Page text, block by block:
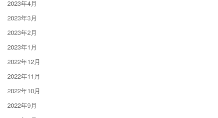
2023年4月
2023年3月
2023年2月
2023年1月
2022年12月
2022年11月
2022年10月
2022年9月